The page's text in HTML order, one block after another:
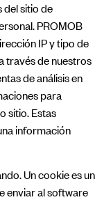
del sitio de
PROMOB
IP y tipo de
través de nuestros
de análisis en
para
sitio. Estas
información
Un cookie es un
enviar al software